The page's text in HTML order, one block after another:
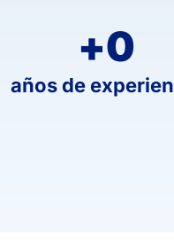
años de
+0